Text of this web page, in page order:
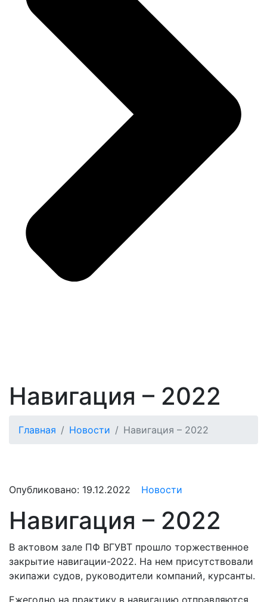
Навигация – 2022
Главная Новости Навигация – 2022
Опубликовано: 19.12.2022 Новости
Навигация – 2022
В актовом зале ПФ ВГУВТ прошло торжественное
закрытие навигации-2022. На нем присутствовали
экипажи судов, руководители компаний, курсанты.